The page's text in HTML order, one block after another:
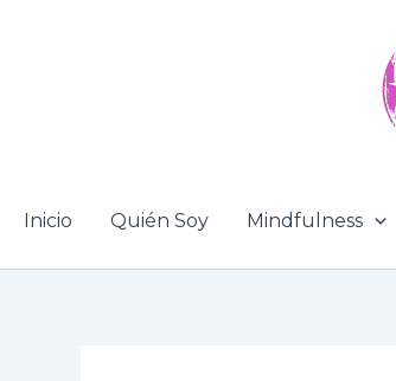
Inicio Quién Soy Mindfulness